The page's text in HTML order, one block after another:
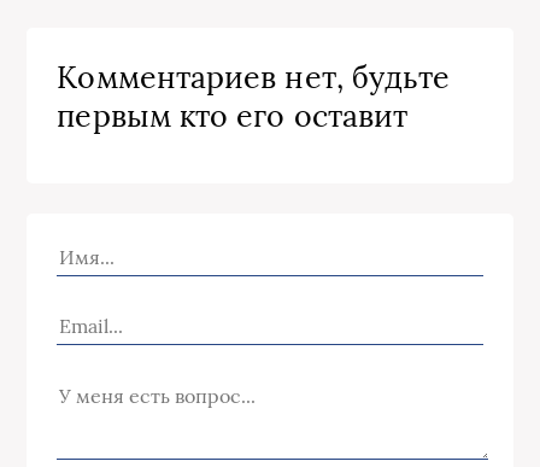
Комментариев нет, будьте
первым кто его оставит